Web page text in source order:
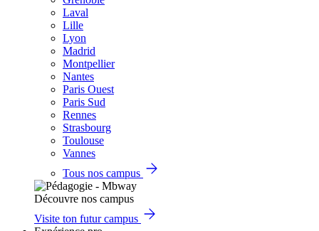
Laval
Lille
Lyon
Madrid
Montpellier
Nantes
Paris Ouest
Paris Sud
Rennes
Strasbourg
Toulouse
Vannes
Tous nos campus
Découvre nos campus
Visite ton futur campus